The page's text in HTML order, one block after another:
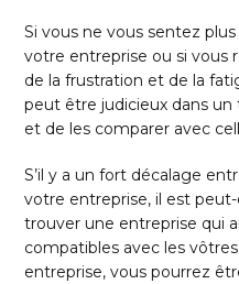
Si vous ne vous sentez
votre entreprise ou si vous
de la frustration et de la
peut être judicieux dans un
et de les comparer avec
S’il y a un fort décalage
votre entreprise, il est
trouver une entreprise qui
compatibles avec les
entreprise, vous pourrez